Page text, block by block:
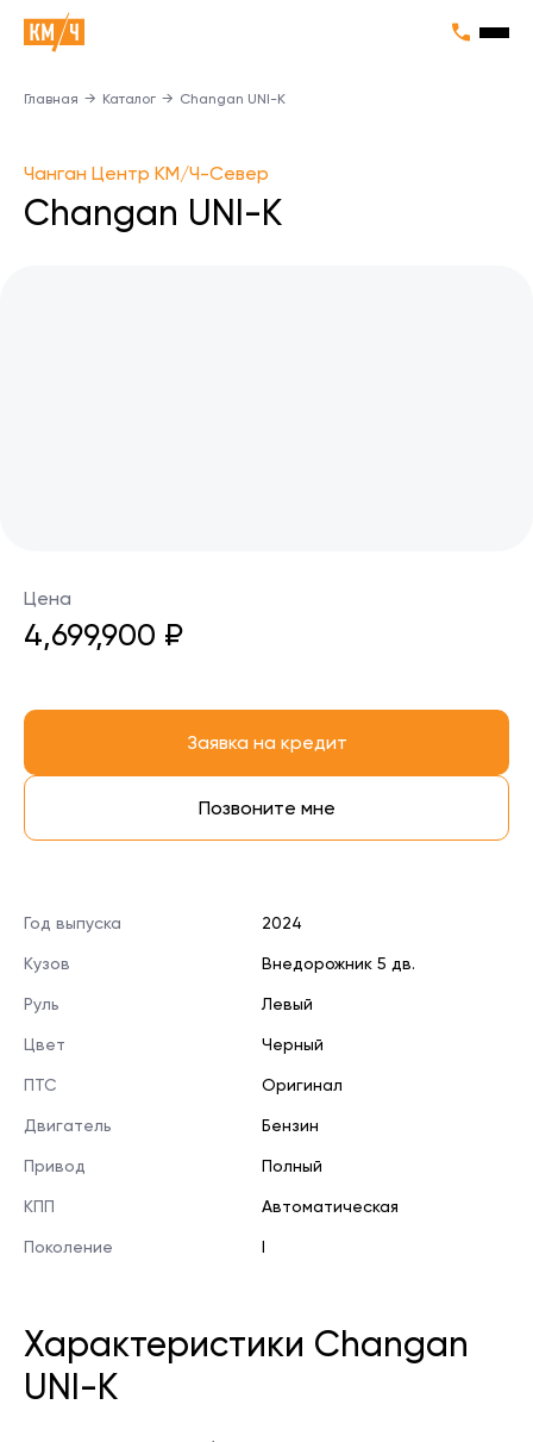
Главная → Каталог → Changan UNI-K
Чанган Центр КМ/Ч-Север
Changan UNI-K
Цена
4,699,900 ₽
Год выпуска 2024
Кузов Внедорожник 5 дв.
Руль Левый
Цвет Черный
ПТС Оригинал
Двигатель Бензин
Привод Полный
КПП Автоматическая
Поколение I
Заявка на кредит
Позвоните мне
Характеристики Changan
UNI-K